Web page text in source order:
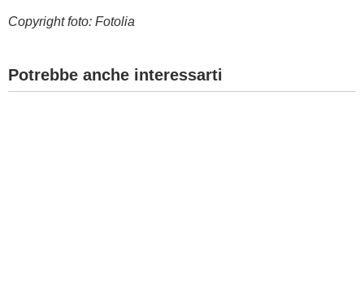
Copyright foto: Fotolia
Potrebbe anche interessarti